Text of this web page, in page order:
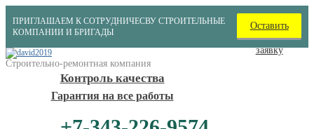
ПРИГЛАШАЕМ К СОТРУДНИЧЕСВУ СТРОИТЕЛЬНЫЕ
КОМПАНИИ И БРИГАДЫ
Оставить
заявку
Строительно-ремонтная компания
Контроль качества
Гарантия на все работы